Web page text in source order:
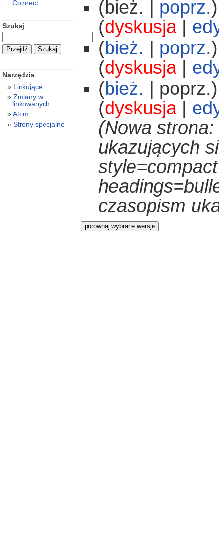
(bież. | poprz.)
(dyskusja|
(bież. poprz.)
(dyskusja|
(bież. | poprz.)
(dyskusja|
(Nowa
ukazujących
style=compact
czasopism
Connect
Szukaj
Narzędzia
Linkujące
Zmiany w
linkowanych
Atom
Strony specjalne